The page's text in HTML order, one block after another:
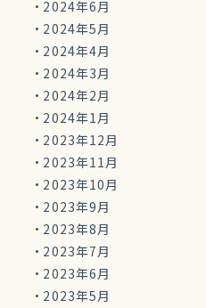
2024年6月
2024年5月
2024年4月
2024年3月
2024年2月
2024年1月
2023年12月
2023年11月
2023年10月
2023年9月
2023年8月
2023年7月
2023年6月
2023年5月